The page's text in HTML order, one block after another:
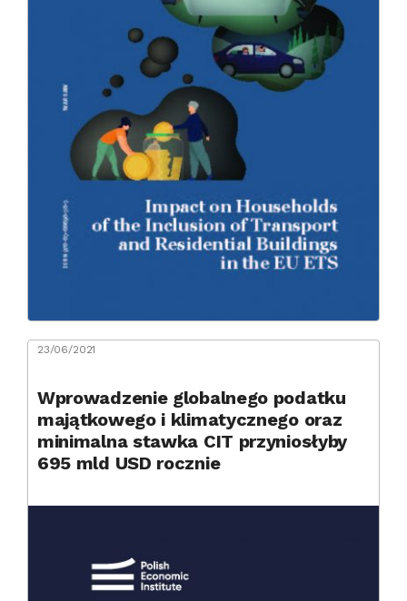
23/06/2021
Wprowadzenie globalnego podatku
majątkowego i klimatycznego oraz
minimalna stawka CIT przyniosłyby
695 mld USD rocznie